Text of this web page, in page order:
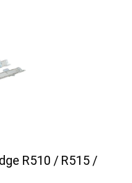
R510 / R515 /